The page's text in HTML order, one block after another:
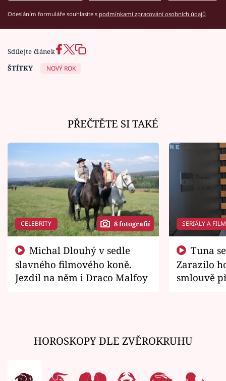
Odesláním formuláře souhlasíte s podmínkami zpracování osobních údajů
Sdílejte článek
ŠTÍTKY
NOVÝ ROK
PŘEČTĚTE SI TAKÉ
CELEBRITY 8 fotografií
slavného filmového koně.
Jezdil na něm i Draco Malfoy
SERIÁLY A
Zarazilo
smlouvě
HOROSKOPY DLE ZVĚROKRUHU